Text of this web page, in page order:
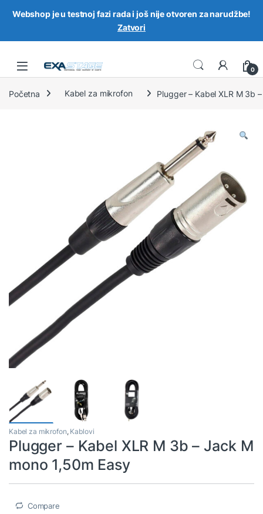
Skip to navigation
Skip to content
0
Početna Kabel za mikrofon Plugger – Kabel XLR M 3b
Kabel za mikrofon, Kablovi
Plugger – Kabel XLR M 3b – Jack M
mono 1,50m Easy
Compare
Webshop je u testnoj fazi rada i još nije otvoren za narudžbe!
Zatvori